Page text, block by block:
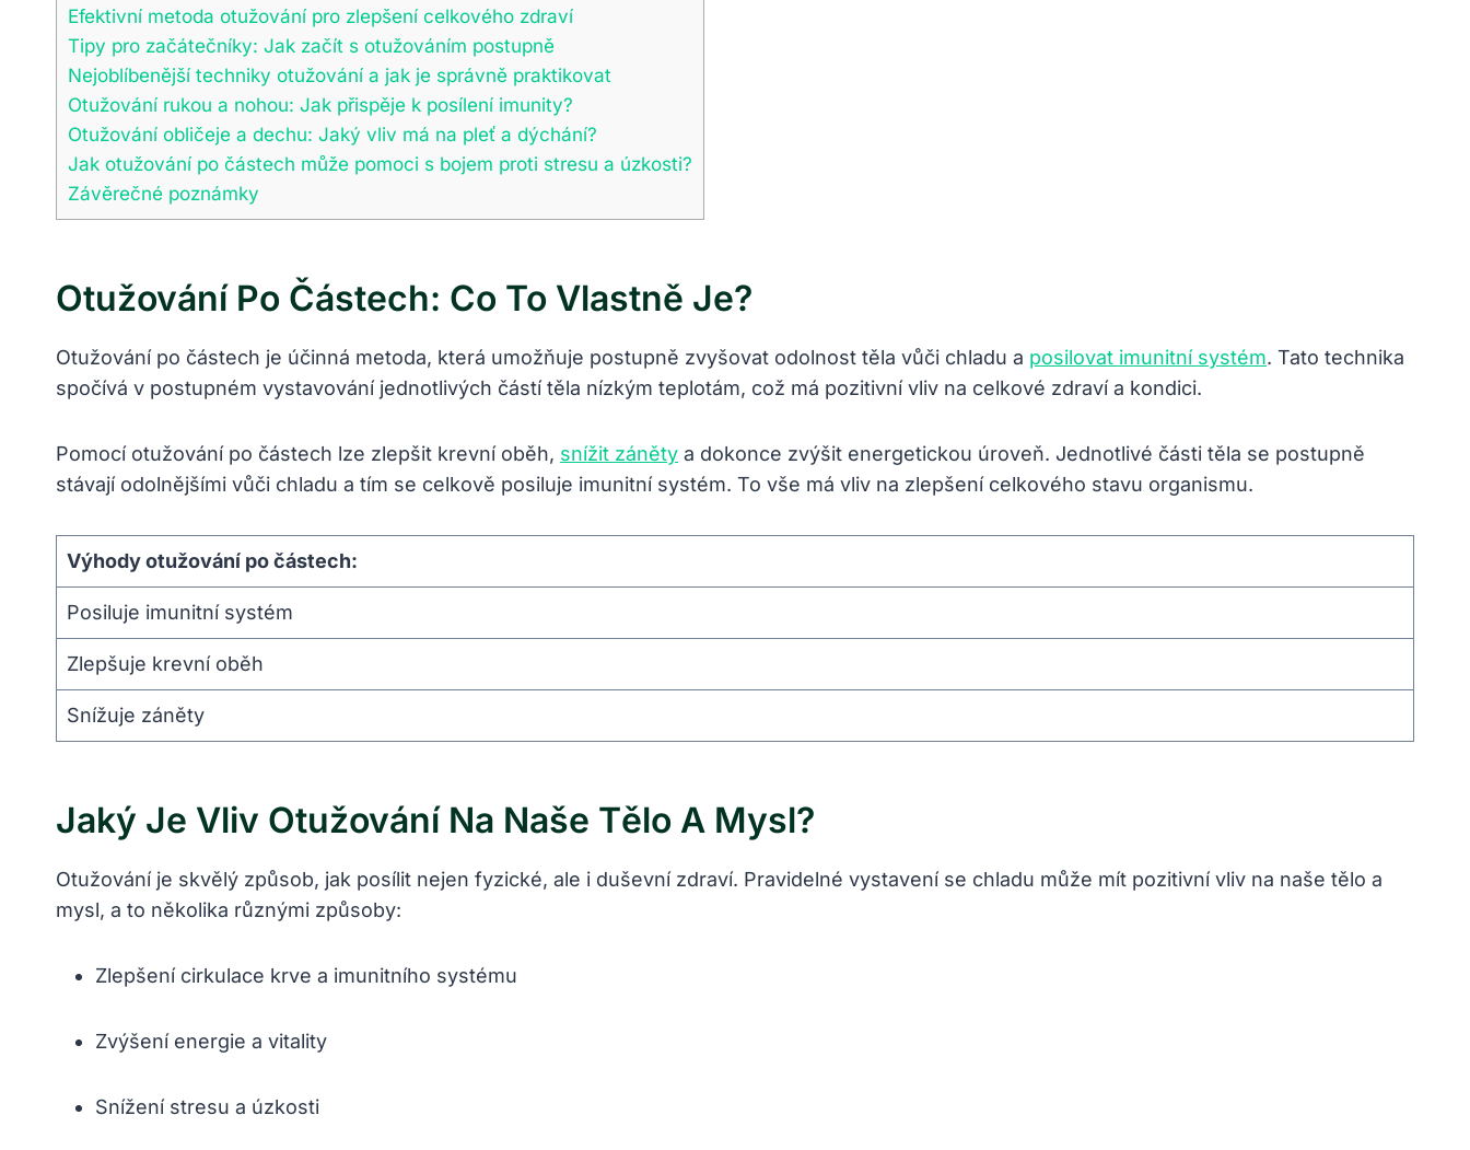
Efektivní ​metoda otužování pro zlepšení celkového zdraví
Tipy pro ​začátečníky: Jak začít⁢ s otužováním postupně
Nejoblíbenější⁣ techniky⁢ otužování a jak je správně praktikovat
Otužování rukou a nohou: ‌Jak‍ přispěje ⁣k posílení‍ imunity?
Otužování obličeje a dechu: Jaký vliv má ⁣na pleť a ‍dýchání?
Jak otužování⁤ po ‌částech může pomoci s​ bojem proti stresu a úzkosti?
Závěrečné poznámky
Otužování Po Částech: Co To Vlastně Je?
Otužování po částech je účinná metoda, která umožňuje postupně zvyšovat ​odolnost⁣ těla ⁣vůči chladu a posilovat imunitní systém. Tato technika
spočívá ‌v postupném vystavování jednotlivých‍ částí těla nízkým⁢ teplotám, což má‌ pozitivní vliv na celkové⁣ zdraví ​a kondici.
Pomocí otužování po​ částech ​lze ⁢zlepšit krevní oběh, snížit záněty a dokonce⁣ zvýšit⁢ energetickou úroveň. Jednotlivé části těla se postupně
‍stávají odolnějšími vůči chladu‌ a tím ⁣se celkově posiluje imunitní‌ systém. To vše má vliv ⁣na ‍zlepšení celkového stavu organismu.
Výhody​ otužování ‌po‍ částech:
Posiluje imunitní systém
Zlepšuje⁢ krevní oběh
Snížuje záněty
Jaký Je Vliv Otužování Na Naše Tělo A Mysl?
Otužování je​ skvělý způsob, jak posílit nejen‍ fyzické, ale i duševní zdraví. Pravidelné vystavení se​ chladu může mít pozitivní vliv ​na naše tělo a
mysl, a to ⁣několika⁣ různými způsoby:
Zlepšení ‌cirkulace krve⁣ a ‍imunitního systému
Zvýšení ‍energie a vitality
Snížení stresu a úzkosti